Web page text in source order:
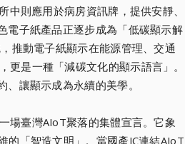
則應用於病房資訊牌，提供安靜、
電子紙產品正逐步成為「低碳顯示解
推動電子紙顯示在能源管理、交通
是一種「減碳文化的顯示語言」。
讓顯示成為永續的美學。
場臺灣AIoT聚落的集體宣言。它象
的「智造文明」。當國產IC連結AIoT